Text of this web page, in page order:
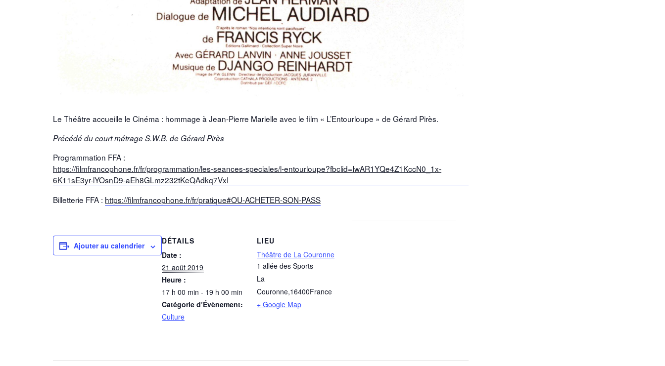
Le Théâtre accueille le Cinéma : hommage à Jean-Pierre Marielle avec le film « L’Entourloupe » de Gérard Pirès.
Précédé du court métrage S.W.B. de Gérard Pirès
Programmation FFA :
https://filmfrancophone.fr/fr/programmation/les-seances-speciales/l-entourloupe?fbclid=IwAR1YQe4Z1KccN0_1x-
6K11sE3yr-lYOsnD9-aEh8GLmz232tKeQAdkq7VxI
Billetterie FFA : https://filmfrancophone.fr/fr/pratique#OU-ACHETER-SON-PASS
Ajouter au calendrier
DÉTAILS
Date :
21 août 2019
Heure :
17 h 00 min - 19 h 00 min
Catégorie d’Évènement:
Culture
LIEU
Théâtre de La Couronne
1 allée des Sports
La
Couronne,16400France
+ Google Map